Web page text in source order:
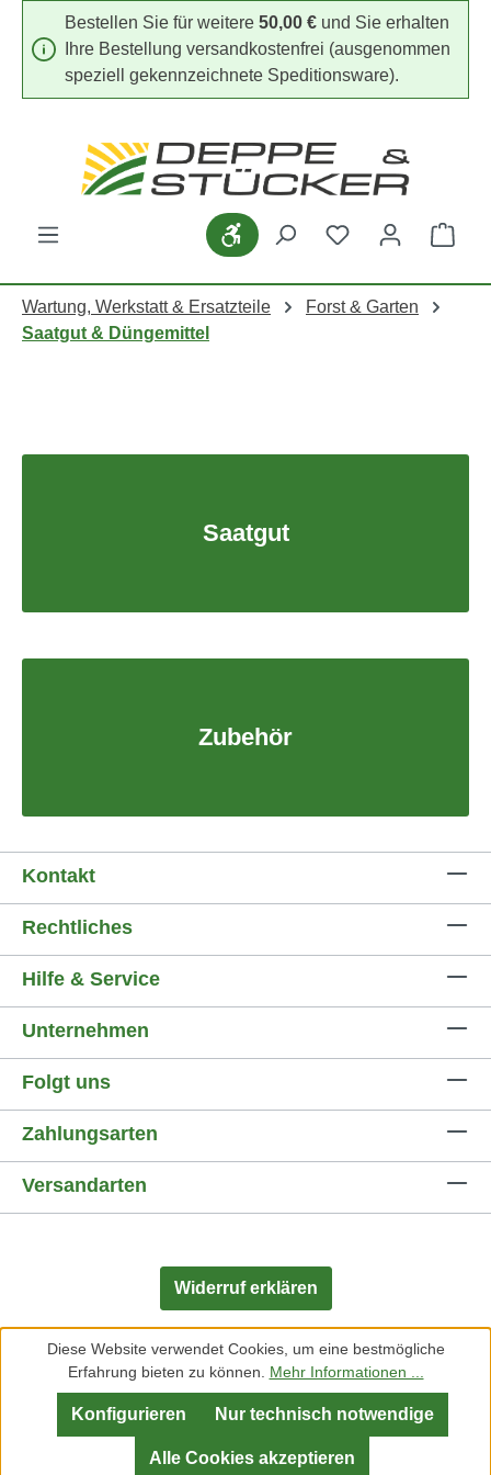
Zum Hauptinhalt springen
Bestellen Sie für weitere 50,00 € und Sie erhalten
Ihre Bestellung versandkostenfrei (ausgenommen
speziell gekennzeichnete Speditionsware).
Werkzeugleiste anzeigen
Du hast 0
Wartung, Werkstatt & Ersatzteile
Forst & Garten
Saatgut & Düngemittel
Saatgut
Zubehör
Kontakt
Rechtliches
Hilfe & Service
Unternehmen
Folgt uns
Widerruf erklären
Zahlungsarten
Versandarten
Diese Website verwendet Cookies, um eine bestmögliche
Erfahrung bieten zu können. Mehr Informationen ...
Nur technisch notwendige
Konfigurieren
Alle Cookies akzeptieren